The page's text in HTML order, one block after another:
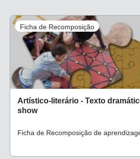
Ficha de Recomposição
Artístico-literário - Texto
show
Ficha de Recomposição de